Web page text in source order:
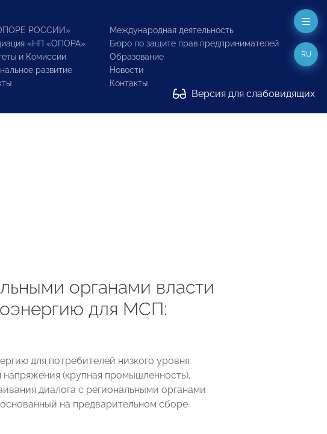
РОССИИ»
«НП «ОПОРА»
и Комиссии
развитие
Международная деятельность
Бюро по защите прав предпринимателей
Образование
Новости
Контакты
Версия для слабовидящих
RU
органами власти
для МСП:
для потребителей низкого уровня
(крупная промышленность),
диалога с региональными органами
на предварительном сборе